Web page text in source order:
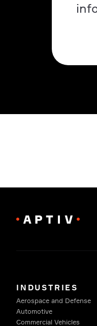
INDUSTRIES
Aerospace and Defense
Automotive
Commercial Vehicles